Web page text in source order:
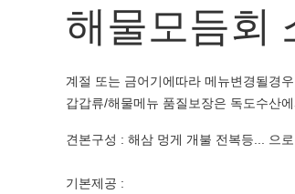
해물모듬회
계절 또는 금어기에따라 메뉴변경될경
갑갑류/해물메뉴 품질보장은 독도수산
견본구성 : 해삼 멍게 개불 전복등... 으
기본제공 :